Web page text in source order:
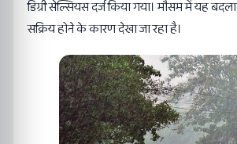
डिग्री सेल्सियस दर्ज किया गया। मौसम में यह
सक्रिय होने के कारण देखा जा रहा है।